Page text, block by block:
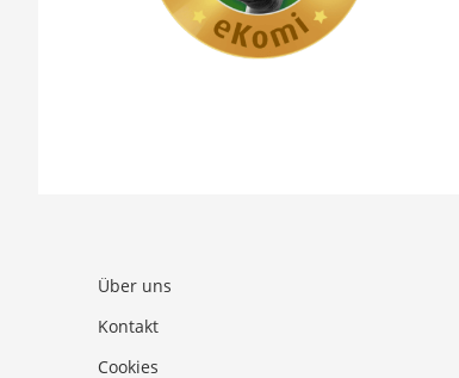
Über uns
Kontakt
Cookies